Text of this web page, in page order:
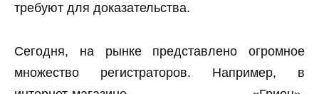
требуют для доказательства.
Сегодня, на рынке представлено огромное
множество регистраторов. Например, в